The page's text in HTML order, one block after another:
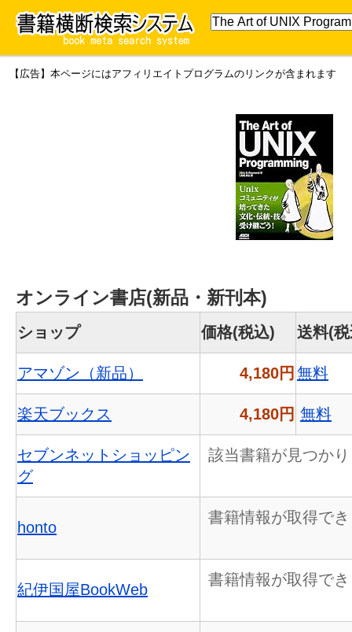
【広告】本ページにはアフィリエイトプログラムのリンクが含まれます
オンライン書店(新品・新刊本)
ショップ 価格(税込) 送料(
アマゾン（新品） 4,180円 無料
楽天ブックス 4,180円 無料
セブンネットショッピン
グ
該当書籍が見つか
honto
書籍情報が取得で
紀伊国屋BookWeb
書籍情報が取得で